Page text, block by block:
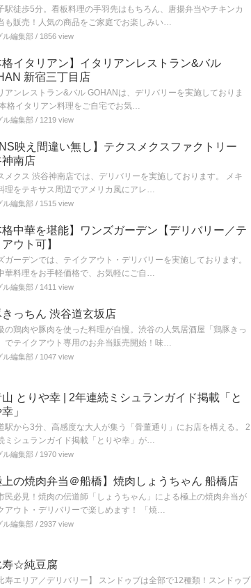
駅徒歩5分。看板料理の手羽先はもちろん、唐揚弁当やチキンカ
も販売！人気の商品をご家庭でお楽しみい…
ル編集部 / 1856 view
格イタリアン】イタリアンレストラン&バル
新宿三丁目店
アンレストラン&バル GOHANは、デリバリーを実施しておりま
格イタリアン料理をご自宅でお気…
ル編集部 / 1219 view
映え間違い無し】テクスメクスファクトリー
南店
メクス 渋谷神南店では、デリバリーを実施しております。 メキ
理をテキサス周辺でアメリカ風にアレ…
ル編集部 / 1515 view
格中華を堪能】ワンズガーデン【デリバリー／テ
ウト可】
ガーデンでは、テイクアウト・デリバリーを実施しております。
華料理をお手軽価格で、お気軽にご自…
ル編集部 / 1411 view
っちん 渋谷道玄坂店
の鶏肉や豚肉を使った料理が自慢。渋谷の人気居酒屋「鶏豚きっ
でテイクアウト専用のお弁当販売開始！味…
ル編集部 / 1047 view
とりや幸 | 2年連続ミシュランガイド掲載「と
」
駅から3分、高感度な大人が集う「骨董通り」にお店を構える。 2
ミシュランガイド掲載「とりや幸」が…
ル編集部 / 1970 view
上の焼肉弁当＠船橋】焼肉しょうちゃん 船橋店
民必見！焼肉の伝道師「しょうちゃん」による極上の焼肉弁当が
アウト・デリバリーで楽しめます！ 「焼…
ル編集部 / 2937 view
寿☆純豆腐
寿エリア／デリバリー】 スンドゥブは全部で12種類！スンドゥブ